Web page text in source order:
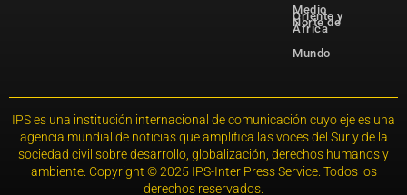
Medio
Oriente y
Norte de
África
Mundo
IPS es una institución internacional de comunicación cuyo eje es una
agencia mundial de noticias que amplifica las voces del Sur y de la
sociedad civil sobre desarrollo, globalización, derechos humanos y
ambiente. Copyright © 2025 IPS-Inter Press Service. Todos los
derechos reservados.